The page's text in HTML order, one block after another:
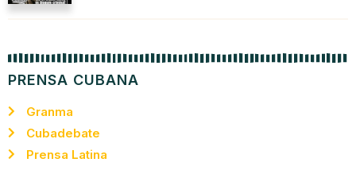
PRENSA CUBANA
Granma
Cubadebate
Prensa Latina